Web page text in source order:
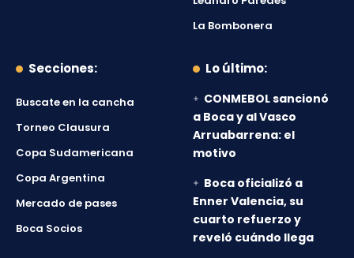
La Bombonera
Secciones:
Buscate en la cancha
Torneo Clausura
Copa Sudamericana
Copa Argentina
Mercado de pases
Boca Socios
Lo último:
CONMEBOL sancionó
a Boca y al Vasco
Arruabarrena: el
motivo
Boca oficializó a
Enner Valencia, su
cuarto refuerzo y
reveló cuándo llega